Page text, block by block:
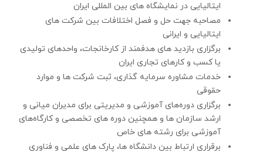
ایتالیایی در نمایشگاه های بین المللی ایران
مصاحبه جهت حل و فصل اختلافات بین شرکت های
ایتالیایی و ایرانی
برگزاری بازدید های هدفمند از کارخانجات، واحدهای تولیدی
یا کسب و کارهای تجاری ایران
خدمات مشاوره سرمایه گذاری، ثبت شرکت ها و موارد
حقوقی
برگزاری دوره‌های آموزشی و مدیریتی برای مدیران میانی و
ارشد سازمان ها و همچنین دوره های تخصصی و کارگاه‌های
آموزشی برای رشته های خاص
برقراری ارتباط بین دانشگاه ها، پارک های علمی و فناوری